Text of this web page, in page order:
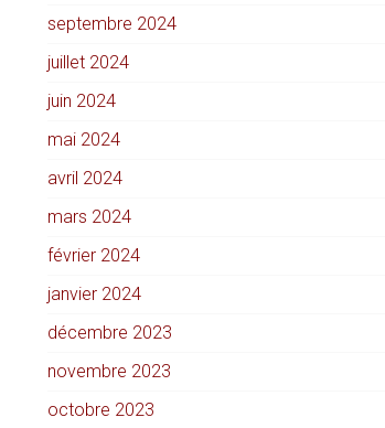
septembre 2024
juillet 2024
juin 2024
mai 2024
avril 2024
mars 2024
février 2024
janvier 2024
décembre 2023
novembre 2023
octobre 2023